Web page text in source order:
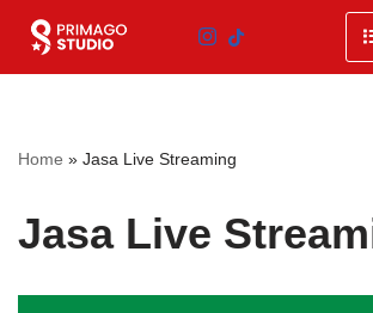
Home » Jasa Live Streaming
Jasa Live